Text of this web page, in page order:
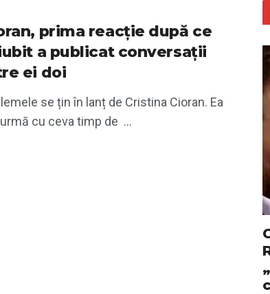
prima reacție după ce
a publicat conversații
ei doi
se țin în lanț de Cristina Cioran. Ea
cu ceva timp de ...